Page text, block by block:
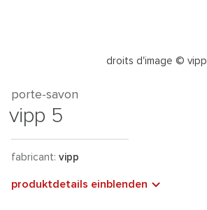
droits d'image © vipp
porte-savon
vipp 5
fabricant: vipp
produktdetails einblenden